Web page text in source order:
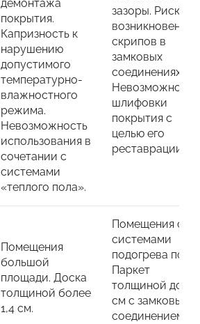
демонтажа
покрытия.
Капризность к
нарушению
допустимого
температурно-
влажностного
режима.
Невозможность
использования в
сочетании с
системами
«теплого пола».
зазоры. Риск
возникновения
скрипов в
замковых
соединениях.
Невозможность
шлифовки
покрытия с
целью его
реставрации.
Помещения
большой
площади. Доска
толщиной более
1,4 см.
Помещения с
системами
подогрева
Паркет
толщиной до 1,4
см с замковым
соединением